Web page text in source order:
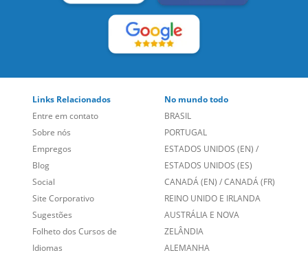
LEIA NOSSAS AVALIAÇÕES:
Links Relacionados
Entre em contato
Sobre nós
Empregos
Blog
Social
No mundo todo
BRASIL
PORTUGAL
ESTADOS UNIDOS (EN)
ESTADOS UNIDOS (ES)
CANADÁ (EN)